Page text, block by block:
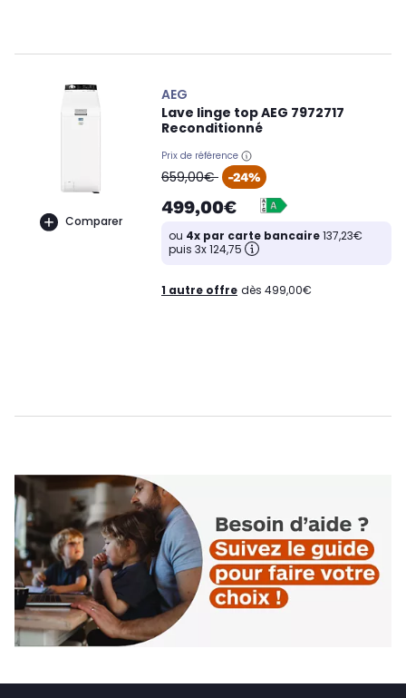
Comparer
AEG
Lave linge top AEG 7972717
Reconditionné
Prix de référence
oldPrice
659,00€ -24%
499,00€
ou 4x par carte bancaire137,23€
puis 3x 124,75
1 autre offre dès 499,00€